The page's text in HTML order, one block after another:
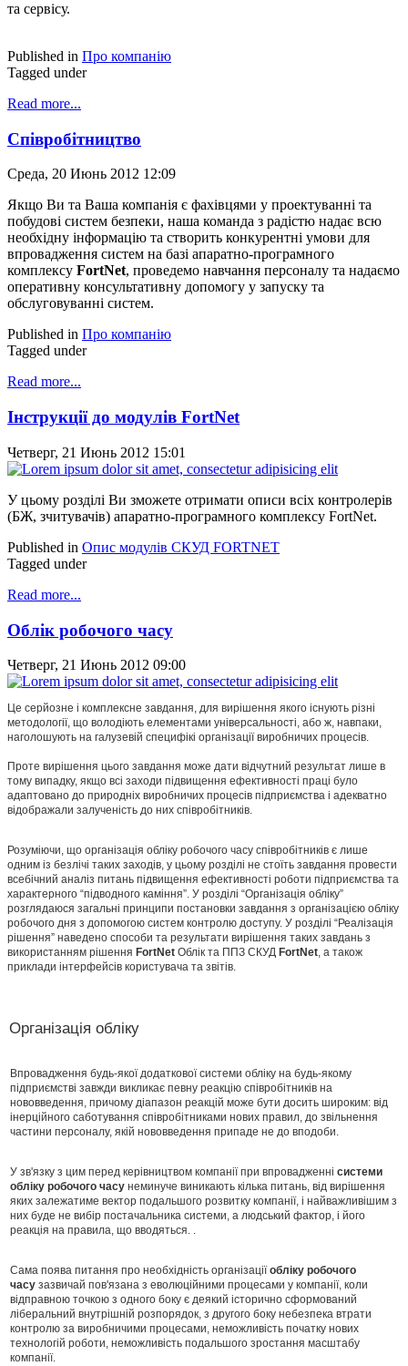
та сервісу.
Published in Про компанію
Tagged under
Read more...
Співробітництво
Среда, 20 Июнь 2012 12:09
Якщо Ви та Ваша компанія є фахівцями у проектуванні та
побудові систем безпеки, наша команда з радістю надає всю
необхідну інформацію та створить конкурентні умови для
впровадження систем на базі апаратно-програмного
комплексу FortNet, проведемо навчання персоналу та надаємо
оперативну консультативну допомогу у запуску та
обслуговуванні систем.
Published in Про компанію
Tagged under
Read more...
Інструкції до модулів FortNet
Четверг, 21 Июнь 2012 15:01
У цьому розділі Ви зможете отримати описи всіх контролерів
(БЖ, зчитувачів) апаратно-програмного комплексу FortNet.
Published in Опис модулів СКУД FORTNET
Tagged under
Read more...
Облік робочого часу
Четверг, 21 Июнь 2012 09:00
Це серйозне і комплексне завдання, для вирішення якого існують різні
методології, що володіють елементами універсальності, або ж, навпаки,
наголошують на галузевій специфікі організації виробничих процесів.
Проте вирішення цього завдання може дати відчутний результат лише в
тому випадку, якщо всі заходи підвищення ефективності праці було
адаптовано до природніх виробничих процесів підприємства і адекватно
відображали залученість до них співробітників.
Розуміючи, що організація обліку робочого часу співробітників є лише
одним із безлічі таких заходів, у цьому розділі не стоїть завдання провести
всебічний аналіз питань підвищення ефективності роботи підприємства та
характерного “підводного каміння”. У розділі “Організація обліку”
розглядаюся загальні принципи постановки завдання з організацією обліку
робочого дня з допомогою систем контролю доступу. У розділі “Реалізація
рішення” наведено способи та результати вирішення таких завдань з
використанням рішення FortNet Облік та ППЗ СКУД FortNet, а також
приклади інтерфейсів користувача та звітів.
Організація обліку
Впровадження будь-якої додаткової системи обліку на будь-якому
підприємстві завжди викликає певну реакцію співробітників на
нововведення, причому діапазон реакцій може бути досить широким: від
інерційного саботування співробітниками нових правил, до звільнення
частини персоналу, якій нововведення припаде не до вподоби.
У зв'язку з цим перед керівництвом компанії при впровадженні системи
обліку робочого часу неминуче виникають кілька питань, від вирішення
яких залежатиме вектор подальшого розвитку компанії, і найважливішим з
них буде не вибір постачальника системи, а людський фактор, і його
реакція на правила, що вводяться. .
Сама поява питання про необхідність організаціїобліку робочого
часу зазвичай пов'язана з еволюційними процесами у компанії, коли
відправною точкою з одного боку є деякий історично сформований
ліберальний внутрішній розпорядок, з другого боку небезпека втрати
контролю за виробничими процесами, неможливість початку нових
технологій роботи, неможливість подальшого зростання масштабу
компанії.